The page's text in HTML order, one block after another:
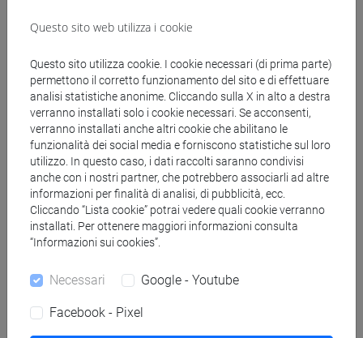
TICOZZI Marco- 30h Lezione
Materiali didattici
Materiali su Moodle
Corsi di studio e percorsi
[CT5] SCIENZE AMBIENTALI - Laurea
percorso comune
Questo sito web utilizza i cookie
Questo sito utilizza cookie. I cookie necessari (di prima parte)
permettono il corretto funzionamento del sito e di effettuare
analisi statistiche anonime. Cliccando sulla X in alto a destra
verranno installati solo i cookie necessari. Se acconsenti,
verranno installati anche altri cookie che abilitano le
funzionalità dei social media e forniscono statistiche sul loro
utilizzo. In questo caso, i dati raccolti saranno condivisi
anche con i nostri partner, che potrebbero associarli ad altre
informazioni per finalità di analisi, di pubblicità, ecc.
Cliccando “Lista cookie” potrai vedere quali cookie verranno
installati. Per ottenere maggiori informazioni consulta
“Informazioni sui cookies”.
Necessari Google - Youtube
Facebook - Pixel